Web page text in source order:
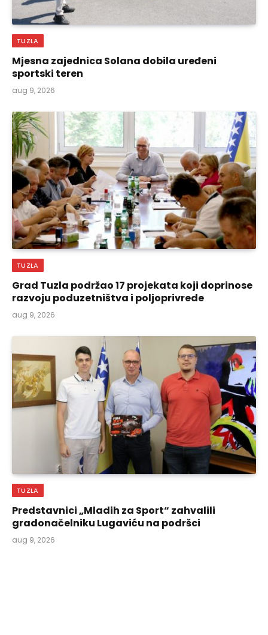
TUZLA
Mjesna zajednica Solana dobila uređeni
sportski teren
aug 9, 2026
TUZLA
Grad Tuzla podržao 17 projekata koji doprinose
razvoju poduzetništva i poljoprivrede
aug 9, 2026
TUZLA
Predstavnici „Mladih za Sport“ zahvalili
gradonačelniku Lugaviću na podršci
aug 9, 2026